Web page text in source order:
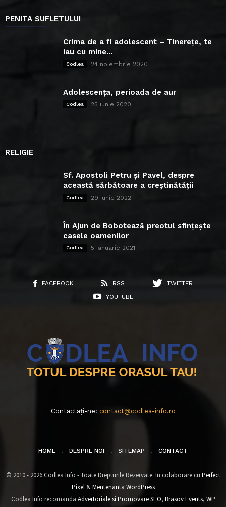
PENITA SUFLETULUI
Crima de a fi adolescent – Tinerețe, te
iau cu mine...
Codlea 24 noiembrie 2020
Adolescența, perioada de aur
Codlea 25 iunie 2020
RELIGIE
Sf. Apostoli Petru și Pavel, despre
această sărbătoare a creștinătății
Codlea 29 iunie 2022
În Ajun de Bobotează preotul sfințește
casele oamenilor
Codlea 5 ianuarie 2021
FACEBOOK RSS
TWITTER
YOUTUBE
Contactați-ne: contact@codlea-info.ro
HOME DESPRE NOI SITEMAP CONTACT
© 2010 - 2026 Codlea Info - Toate Drepturile Rezervate. In colaborare cu Perfect
Pixel&Mentenanta WordPress
Codlea Info recomanda Advertoriale si Promovare SEO, Brasov Events, WP